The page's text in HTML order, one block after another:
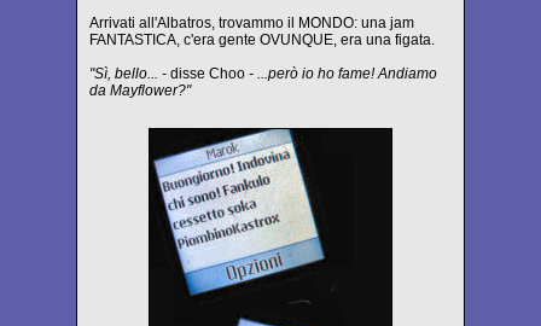
Arrivati all'Albatros, trovammo il MONDO: una jam
FANTASTICA, c'era gente OVUNQUE, era una figata.
"Sì, bello... - disse Choo - ...però io ho fame! Andiamo
da Mayflower?"